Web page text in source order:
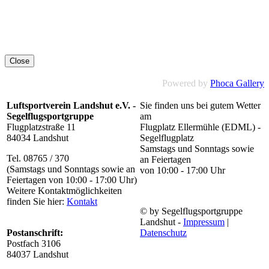
Close
Powered by Phoca Gallery
Luftsportverein Landshut e.V. -
Segelflugsportgruppe
Flugplatzstraße 11
84034 Landshut
Tel. 08765 / 370
(Samstags und Sonntags sowie an
Feiertagen von 10:00 - 17:00 Uhr)
Weitere Kontaktmöglichkeiten
finden Sie hier: Kontakt
Postanschrift:
Postfach 3106
84037 Landshut
Sie finden uns bei gutem Wetter
am
Flugplatz Ellermühle (EDML) -
Segelflugplatz
Samstags und Sonntags sowie
an Feiertagen
von 10:00 - 17:00 Uhr
© by Segelflugsportgruppe
Landshut - Impressum |
Datenschutz